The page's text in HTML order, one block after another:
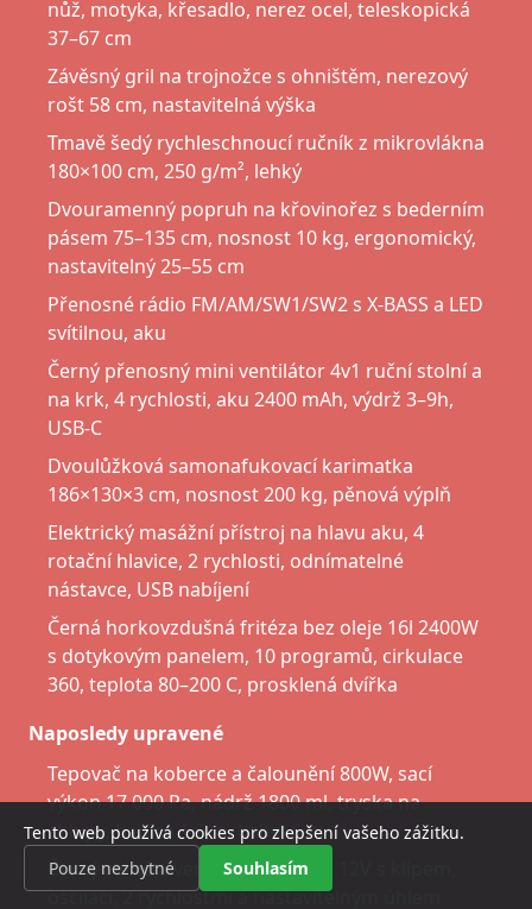
nůž, motyka, křesadlo, nerez ocel, teleskopická
37–67 cm
Závěsný gril na trojnožce s ohništěm, nerezový
rošt 58 cm, nastavitelná výška
Tmavě šedý rychleschnoucí ručník z mikrovlákna
180×100 cm, 250 g/m², lehký
Dvouramenný popruh na křovinořez s bederním
pásem 75–135 cm, nosnost 10 kg, ergonomický,
nastavitelný 25–55 cm
Přenosné rádio FM/AM/SW1/SW2 s X-BASS a LED
svítilnou, aku
Černý přenosný mini ventilátor 4v1 ruční stolní a
na krk, 4 rychlosti, aku 2400 mAh, výdrž 3–9h,
USB-C
Dvoulůžková samonafukovací karimatka
186×130×3 cm, nosnost 200 kg, pěnová výplň
Elektrický masážní přístroj na hlavu aku, 4
rotační hlavice, 2 rychlosti, odnímatelné
nástavce, USB nabíjení
Černá horkovzdušná fritéza bez oleje 16l 2400W
s dotykovým panelem, 10 programů, cirkulace
360, teplota 80–200 C, prosklená dvířka
Naposledy upravené
Tepovač na koberce a čalounění 800W, sací
výkon 17 000 Pa, nádrž 1800 ml, tryska na
chlupy, hadice 1,5 m, kabel 5 m
Černý rotační ventilátor do auta 12V s klipem,
oscilací, 2 rychlostmi a nastavitelným úhlem
Tento web používá cookies pro zlepšení vašeho zážitku.
Pouze nezbytné
Souhlasím